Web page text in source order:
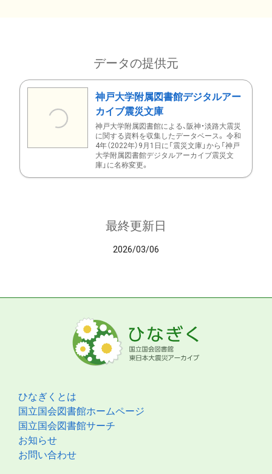
データの提供元
神戸大学附属図書館デジタルアー
カイブ震災文庫
神戸大学附属図書館による、阪神・淡路大震災
に関する資料を収集したデータベース。 令和
4年（2022年）9月1日に「震災文庫」から「神戸
大学附属図書館デジタルアーカイブ震災文
庫」に名称変更。
最終更新日
2026/03/06
ひなぎくとは
国立国会図書館ホームページ
国立国会図書館サーチ
お知らせ
お問い合わせ